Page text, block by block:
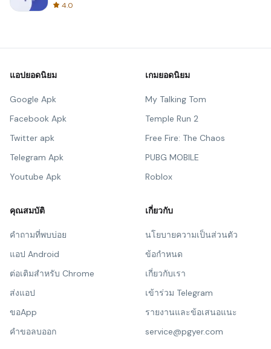
4.0
แอปยอดนิยม
Google Apk
Facebook Apk
Twitter apk
Telegram Apk
Youtube Apk
เกมยอดนิยม
My Talking Tom
Temple Run 2
Free Fire: The Chaos
PUBG MOBILE
Roblox
คุณสมบัติ
คำถามที่พบบ่อย
แอป Android
ต่อเติมสำหรับ Chrome
ส่งแอป
ขอApp
คำขอลบออก
เกี่ยวกับ
นโยบายความเป็นส่วนตัว
ข้อกำหนด
เกี่ยวกับเรา
เข้าร่วม Telegram
รายงานและข้อเสนอแนะ
service@pgyer.com